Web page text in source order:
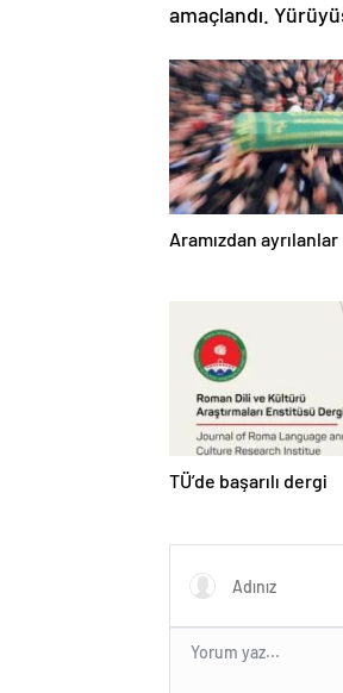
amaçlandı.
Aramızdan ayrılanlar
TÜ’de başarılı dergi